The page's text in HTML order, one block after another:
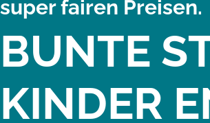
super fairen Preisen.
BUNTE
KINDER